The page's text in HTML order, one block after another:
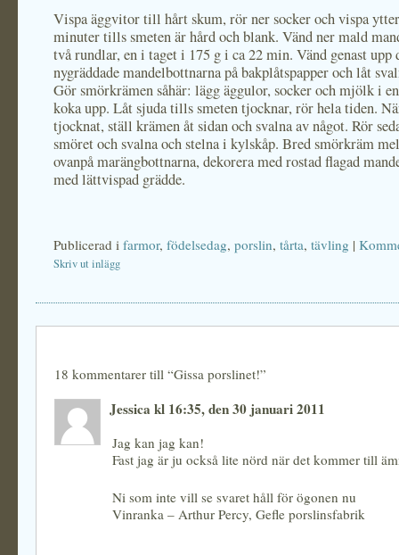
Vispa äggvitor till hårt skum, rör ner socker och vispa
minuter tills smeten är hård och blank. Vänd ner mald
två rundlar, en i taget i 175 g i ca 22 min. Vänd genast upp
nygräddade mandelbottnarna på bakplåtspapper och låt
Gör smörkrämen såhär: lägg äggulor, socker och mjölk i
koka upp. Låt sjuda tills smeten tjocknar, rör hela tiden.
tjocknat, ställ krämen åt sidan och svalna av något. Rör
smöret och svalna och stelna i kylskåp. Bred smörkräm
ovanpå marängbottnarna, dekorera med rostad flagad
med lättvispad grädde.
Publicerad i farmor, födelsedag, porslin, tårta, tävling |
Skriv ut inlägg
18 kommentarer till “Gissa porslinet!”
Jessica kl 16:35, den 30 januari 2011
Jag kan jag kan!
Fast jag är ju också lite nörd när det kommer till
Ni som inte vill se svaret håll för ögonen nu
Vinranka – Arthur Percy, Gefle porslinsfabrik